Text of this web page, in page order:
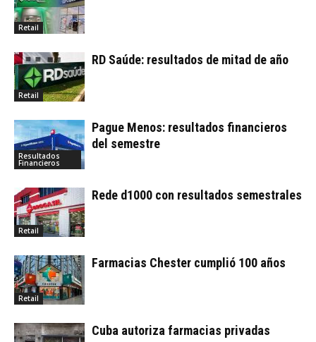
Retail
Retail
RD Saúde: resultados de mitad de año
Resultados
Financieros
Pague Menos: resultados financieros
del semestre
Retail
Rede d1000 con resultados semestrales
Retail
Farmacias Chester cumplió 100 años
Cuba autoriza farmacias privadas